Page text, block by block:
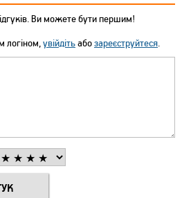
Ви можете бути першим!
логіном,увійдітьабозареєструйтеся.